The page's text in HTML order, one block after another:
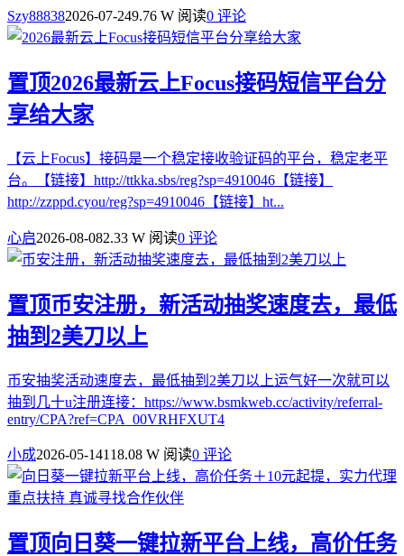
Szy888382026-07-249.76 W 阅读0 评论
置顶2026最新云上Focus接码短信平台分
享给大家
【云上Focus】接码是一个稳定接收验证码的平台，稳定老平
台。【链接】http://ttkka.sbs/reg?sp=4910046【链接】
http://zzppd.cyou/reg?sp=4910046【链接】ht...
心启2026-08-082.33 W 阅读0 评论
置顶币安注册，新活动抽奖速度去，最低
抽到2美刀以上
币安抽奖活动速度去，最低抽到2美刀以上运气好一次就可以
抽到几十u注册连接：https://www.bsmkweb.cc/activity/referral-
entry/CPA?ref=CPA_00VRHFXUT4
小成2026-05-14118.08 W 阅读0 评论
置顶向日葵一键拉新平台上线，高价任务